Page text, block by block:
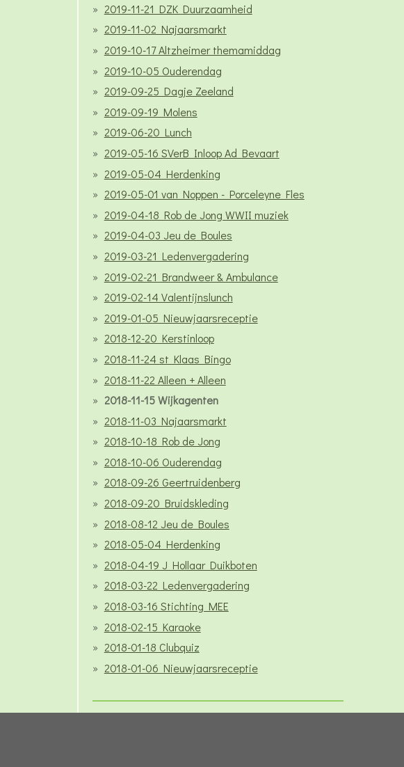
2019-11-21 DZK Duurzaamheid
2019-11-02 Najaarsmarkt
2019-10-17 Altzheimer themamiddag
2019-10-05 Ouderendag
2019-09-25 Dagje Zeeland
2019-09-19 Molens
2019-06-20 Lunch
2019-05-16 SVerB Inloop Ad Bevaart
2019-05-04 Herdenking
2019-05-01 van Noppen - Porceleyne Fles
2019-04-18 Rob de Jong WWII muziek
2019-04-03 Jeu de Boules
2019-03-21 Ledenvergadering
2019-02-21 Brandweer & Ambulance
2019-02-14 Valentijnslunch
2019-01-05 Nieuwjaarsreceptie
2018-12-20 Kerstinloop
2018-11-24 st Klaas Bingo
2018-11-22 Alleen + Alleen
2018-11-15 Wijkagenten
2018-11-03 Najaarsmarkt
2018-10-18 Rob de Jong
2018-10-06 Ouderendag
2018-09-26 Geertruidenberg
2018-09-20 Bruidskleding
2018-08-12 Jeu de Boules
2018-05-04 Herdenking
2018-04-19 J Hollaar Duikboten
2018-03-22 Ledenvergadering
2018-03-16 Stichting MEE
2018-02-15 Karaoke
2018-01-18 Clubquiz
2018-01-06 Nieuwjaarsreceptie